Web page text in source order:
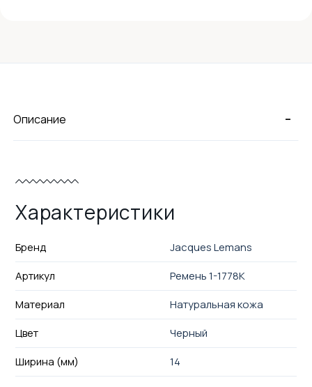
-
Описание
Характеристики
Бренд
Jacques Lemans
Артикул
Ремень 1-1778K
Материал
Натуральная кожа
Цвет
Черный
Ширина (мм)
14